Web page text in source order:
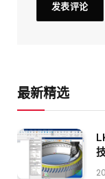
最新精选